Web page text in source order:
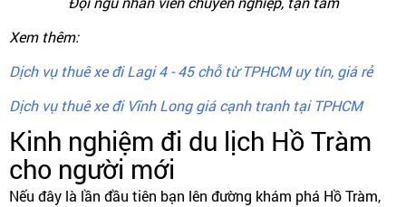
Xem thêm:
Dịch vụ thuê xe đi Lagi 4 - 45 chỗ từ TPHCM uy tín, giá rẻ
Dịch vụ thuê xe đi Vĩnh Long giá cạnh tranh tại TPHCM
Kinh nghiệm đi du lịch Hồ Tràm
cho người mới
Nếu đây là lần đầu tiên bạn lên đường khám phá Hồ Tràm,